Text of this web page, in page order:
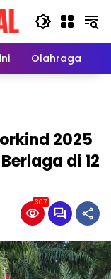
Olahraga
2025
di 12
307